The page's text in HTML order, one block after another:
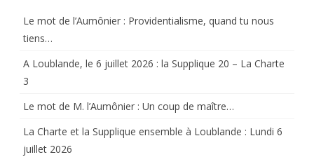
Le mot de l’Aumônier : Providentialisme, quand tu nous
tiens…
A Loublande, le 6 juillet 2026 : la Supplique 20 – La Charte
3
Le mot de M. l’Aumônier : Un coup de maître…
La Charte et la Supplique ensemble à Loublande : Lundi 6
juillet 2026